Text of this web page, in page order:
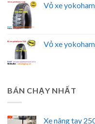
Vỏ xe
Vỏ xe
BÁN CHẠY NHẤT
Xe nâng tay